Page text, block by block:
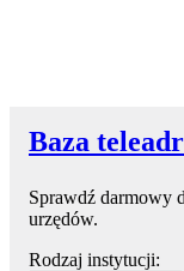
Baza
Sprawdź darmowy
urzędów.
Rodzaj instytucji: